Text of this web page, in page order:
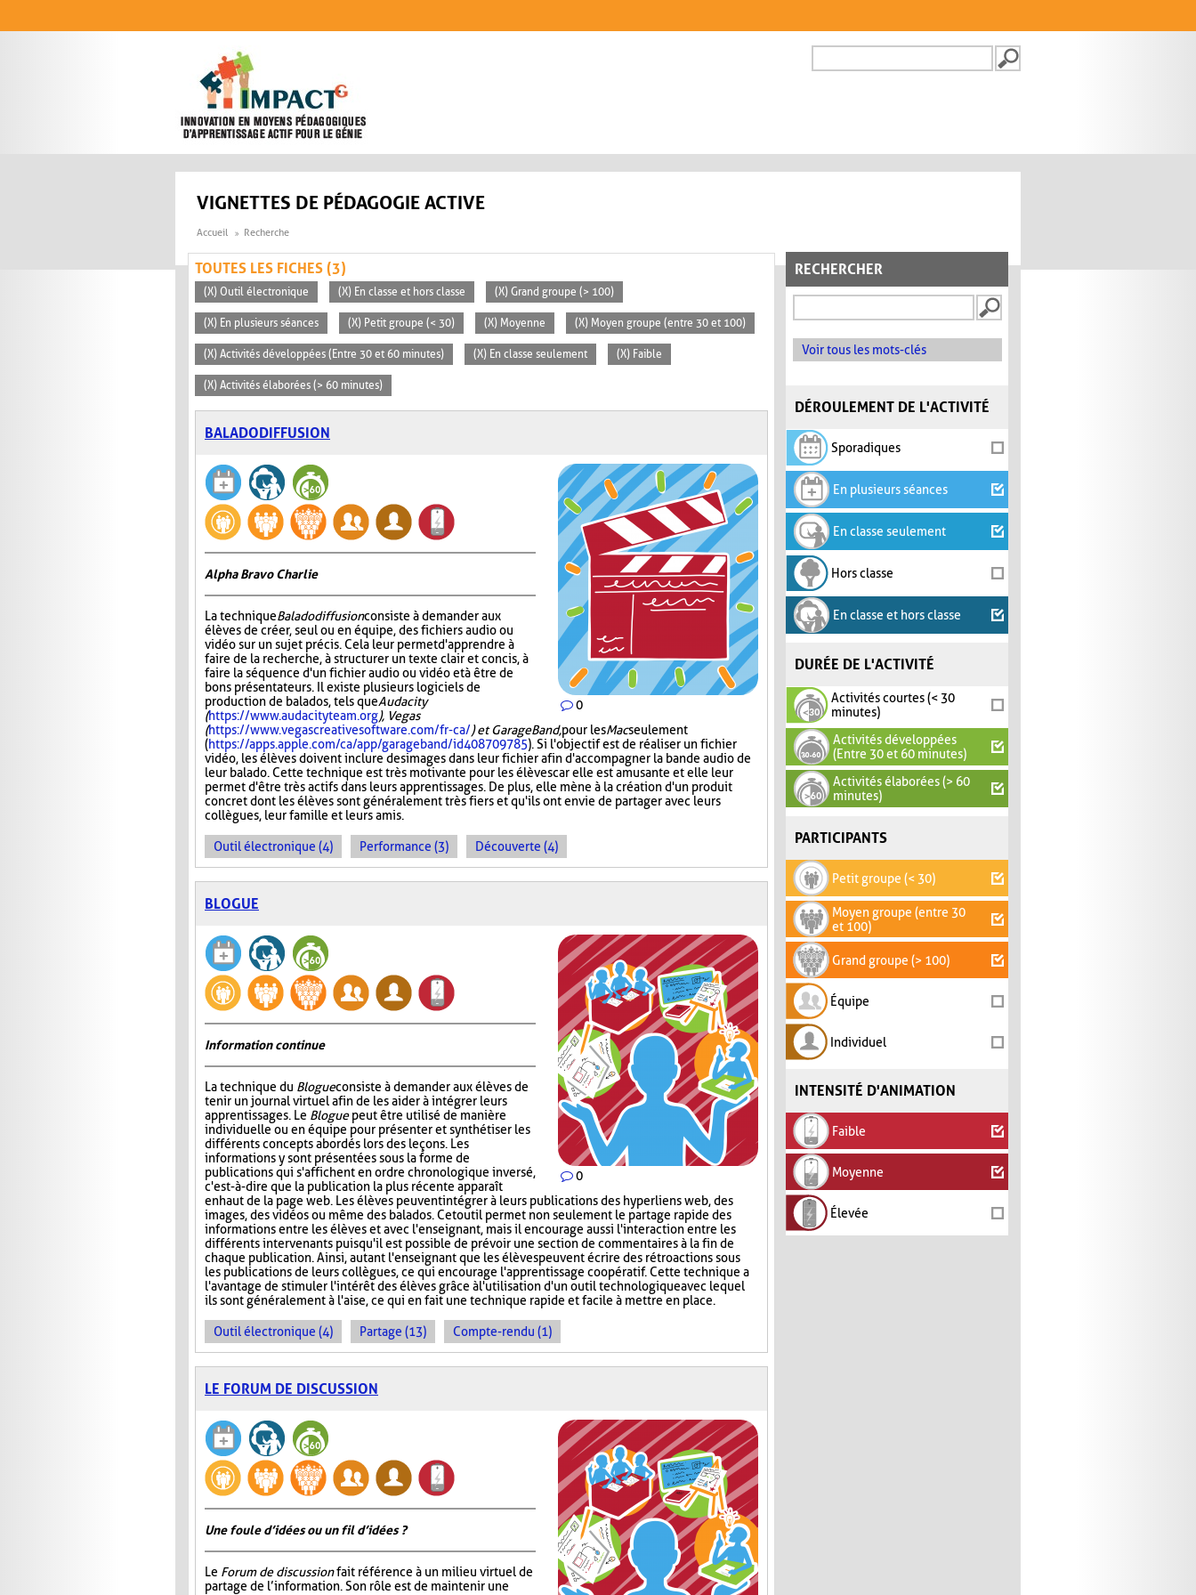
FORMULAIRE DE
VIGNETTES DE PÉDAGOGIE ACTIVE
Accueil Recherche
RECHERCHER
Voir tous les mots-clés
DÉROULEMENT DE L'ACTIVITÉ
Sporadiques
En plusieurs séances
En classe seulement
Hors classe
En classe et hors classe
DURÉE DE L'ACTIVITÉ
Activités courtes (< 30
minutes)
Activités développées
(Entre 30 et 60 minutes)
Activités élaborées (> 60
minutes)
PARTICIPANTS
Petit groupe (< 30)
Moyen groupe (entre 30
et 100)
Grand groupe (> 100)
Équipe
Individuel
INTENSITÉ D'ANIMATION
Faible
Moyenne
Élevée
TOUTES LES FICHES (3)
(X) Outil électronique (X) En classe et hors classe (X) Grand groupe (> 100)
(X) En plusieurs séances (X) Petit groupe (< 30) (X) Moyenne (X) Moyen groupe (entre 30 et 100)
(X) Activités développées (Entre 30 et 60 minutes) (X) En classe seulement (X) Faible
(X) Activités élaborées (> 60 minutes)
BALADODIFFUSION
0
Alpha Bravo Charlie
La techniqueBaladodiffusionconsiste à demander aux
élèves de créer, seul ou en équipe, des fichiers audio ou
vidéo sur un sujet précis. Cela leur permet d'apprendre à
faire de la recherche, à structurer un texte clair et concis, à
faire la séquence d'un fichier audio ou vidéo et à être de
bons présentateurs. Il existe plusieurs logiciels de
production de balados, tels queAudacity
(https://www.audacityteam.org), Vegas
(https://www.vegascreativesoftware.com/fr-ca/) et GarageBand,pour lesMacseulement
(https://apps.apple.com/ca/app/garageband/id408709785). Si l'objectif est de réaliser un fichier
vidéo, les élèves doivent inclure des images dans leur fichier afin d'accompagner la bande audio de
leur balado. Cette technique est très motivante pour les élèves car elle est amusante et elle leur
permet d'être très actifs dans leurs apprentissages. De plus, elle mène à la création d'un produit
concret dont les élèves sont généralement très fiers et qu'ils ont envie de partager avec leurs
collègues, leur famille et leurs amis.
Outil électronique (4) Performance (3) Découverte (4)
BLOGUE
0
Information continue
La technique du Blogueconsiste à demander aux élèves de
tenir un journal virtuel afin de les aider à intégrer leurs
apprentissages. Le Bloguepeut être utilisé de manière
individuelle ou en équipe pour présenter et synthétiser les
différents concepts abordés lors des leçons. Les
informations y sont présentées sous la forme de
publications qui s'affichent en ordre chronologique inversé,
c'est-à-dire que la publication la plus récente apparaît
en haut de la page web. Les élèves peuvent intégrer à leurs publications des hyperliens web, des
images, des vidéos ou même des balados. Cet outil permet non seulement le partage rapide des
informations entre les élèves et avec l'enseignant, mais il encourage aussi l'interaction entre les
différents intervenants puisqu'il est possible de prévoir une section de commentaires à la fin de
chaque publication. Ainsi, autant l'enseignant que les élèves peuvent écrire des rétroactions sous
les publications de leurs collègues, ce qui encourage l'apprentissage coopératif. Cette technique a
l'avantage de stimuler l'intérêt des élèves grâce à l'utilisation d'un outil technologique avec lequel
ils sont généralement à l'aise, ce qui en fait une technique rapide et facile à mettre en place.
Outil électronique (4) Partage (13) Compte-rendu (1)
LE FORUM DE DISCUSSION
Une foule d’idées ou un fil d’idées ?
Le Forum de discussionfait référence à un milieu virtuel de
partage de l’information. Son rôle est de maintenir une